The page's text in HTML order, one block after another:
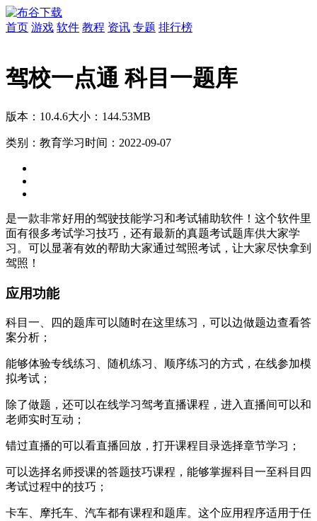
首页 游戏 软件 教程 资讯 专题 排行榜
驾校一点通 科目一题库
版本：10.4.6大小：144.53MB
类别：教育学习时间：2022-09-07
是一款非常好用的驾驶技能学习和考试辅助软件！这个软件里
面有很多考试学习技巧，还有最新的真题考试题库供大家学
习。可以显著有效的帮助大家通过驾照考试，让大家尽快拿到
驾照！
应用功能
科目一、四的题库可以随时在这里练习，可以边做题边查看答
案分析；
能够体验专线练习、随机练习、顺序练习的方式，在线参加模
拟考试；
除了做题，还可以在线学习驾考直播课程，进入直播间可以和
老师实时互动；
错过直播的可以看直播回放，打开课程目录选择章节学习；
可以选择名师授课的答题技巧课程，能够掌握科目一至科目四
考试过程中的技巧；
卡车、摩托车、汽车都有课程和题库。这个应用程序适用于任